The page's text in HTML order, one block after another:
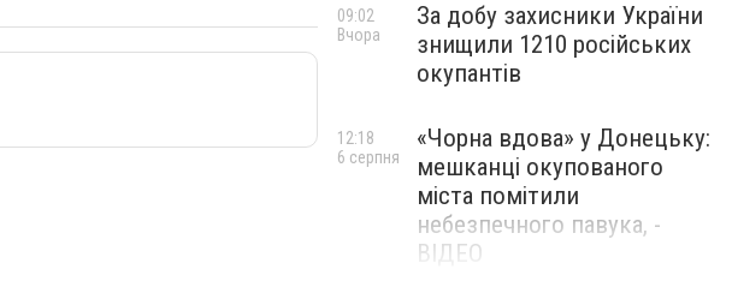
За добу захисники України
знищили 1210 російських
окупантів
09:02
Вчора
«Чорна вдова» у Донецьку:
мешканці окупованого
міста помітили
небезпечного павука, -
ВІДЕО
12:18
6 серпня